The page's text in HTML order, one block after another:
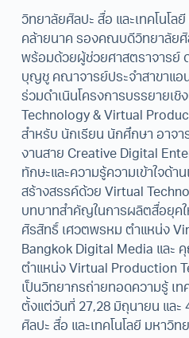
วิทยาลัยศิลปะ สื่อ และเทคโนโล
คล้ายนาค รองคณบดีวิทยาลัยศิล
พร้อมด้วยผู้ช่วยศาสตราจารย์
บุญชู คณาจารย์ประจำสาขาแอ
ร่วมดำเนินโครงการบรรยายเ
Technology & Virtual
สำหรับ นักเรียน นักศึกษา อาจา
งานสาย Creative Digital
ทักษะและความรู้ความเข้าใจด้า
สร้างสรรค์ด้วย Virtual
บทบาทสำคัญในการผลิตสื่อยุค
ศิรสิทธิ์ เศวตพรหม ตำแหน่ง
Bangkok Digital Media และ
ตำแหน่ง Virtual Production
เป็นวิทยากรถ่ายทอดความรู้ เ
ตั้งแต่วันที่ 27,28 มิถุนายน แล
ศิลปะ สื่อ และเทคโนโลยี มหาวิท